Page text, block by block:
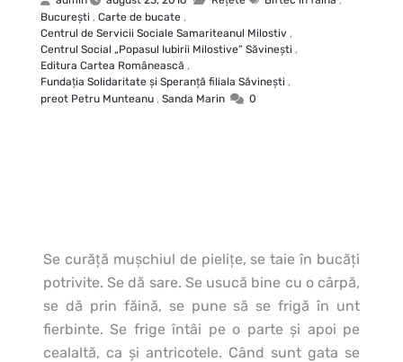
Bucureşti , Carte de bucate ,
Centrul de Servicii Sociale Samariteanul Milostiv ,
Centrul Social „Popasul Iubirii Milostive” Săvineşti ,
Editura Cartea Românească ,
Fundaţia Solidaritate şi Speranţă filiala Săvineşti ,
preot Petru Munteanu , Sanda Marin 0
Se curăţă muşchiul de pieliţe, se taie în bucăţi
potrivite. Se dă sare. Se usucă bine cu o cârpă,
se dă prin făină, se pune să se frigă în unt
fierbinte. Se frige întâi pe o parte şi apoi pe
cealaltă, ca şi antricotele. Când sunt gata se